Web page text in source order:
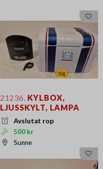
21236. KYLBOX,
LJUSSKYLT, LAMPA
Avslutat rop
500 kr
Sunne